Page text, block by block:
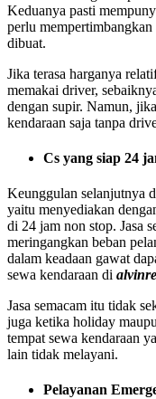
Keduanya pasti
perlu
dibuat.
Jika terasa harganya
memakai driver,
dengan supir. Namun,
kendaraan saja tanpa
Cs yang siap 24
Keunggulan selanjutnya
yaitu menyediakan
di 24 jam non stop. Jasa
meringangkan beban
dalam keadaan gawat
sewa kendaraan di
Jasa semacam itu tidak
juga ketika holiday
tempat sewa kendaraan
lain tidak melayani.
Pelayanan